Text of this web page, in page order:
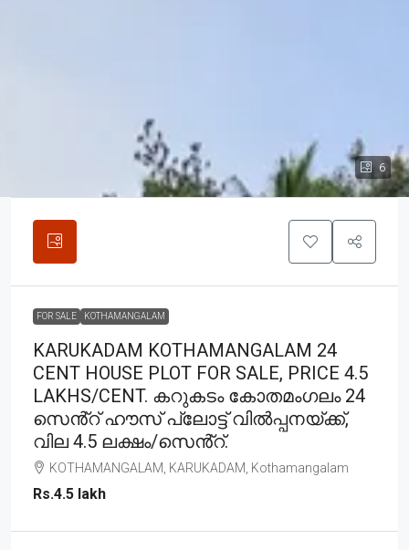
6
FOR SALE KOTHAMANGALAM
KARUKADAM KOTHAMANGALAM 24
CENT HOUSE PLOT FOR SALE, PRICE 4.5
LAKHS/CENT. കറുകടം കോതമംഗലം 24
സെൻ്റ് ഹൗസ് പ്ലോട്ട് വിൽപ്പനയ്ക്ക്,
വില 4.5 ലക്ഷം/സെൻ്റ്.
KOTHAMANGALAM, KARUKADAM, Kothamangalam
Rs.4.5 lakh